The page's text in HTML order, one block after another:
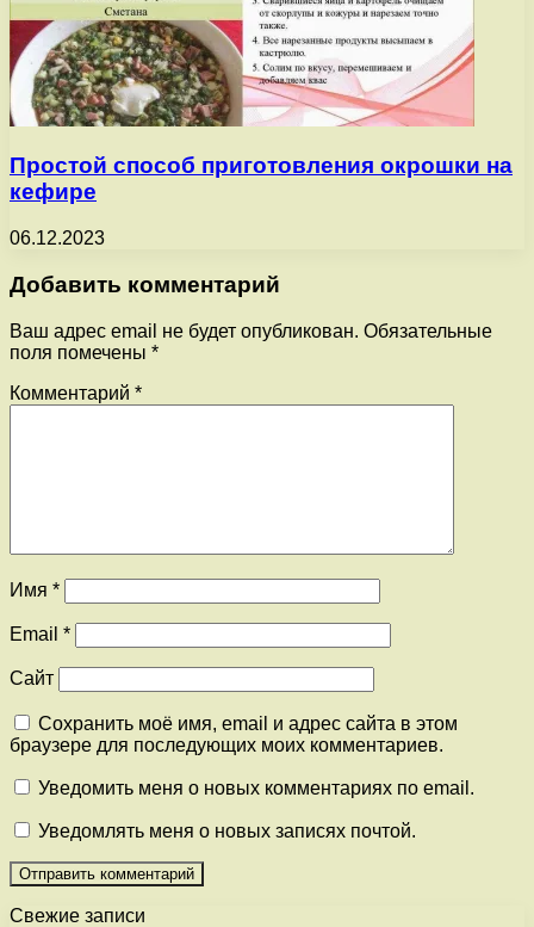
Простой способ приготовления окрошки на
кефире
06.12.2023
Добавить комментарий
Ваш адрес email не будет опубликован. Обязательные
поля помечены *
Комментарий *
Имя *
Email *
Сайт
Сохранить моё имя, email и адрес сайта в этом
браузере для последующих моих комментариев.
Уведомить меня о новых комментариях по email.
Уведомлять меня о новых записях почтой.
Свежие записи